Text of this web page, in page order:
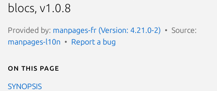
blocs, v1.0.8
Provided by: manpages-fr (Version: 4.21.0-2)
Source:
manpages-l10n
Report a bug
On this page
SYNOPSIS